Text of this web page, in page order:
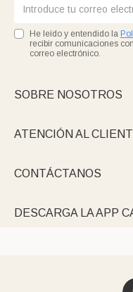
He leído y entendido la
recibir comunicaciones
correo electrónico.
SOBRE NOSOTROS
ATENCIÓN AL
CONTÁCTANOS
DESCARGA LA APP